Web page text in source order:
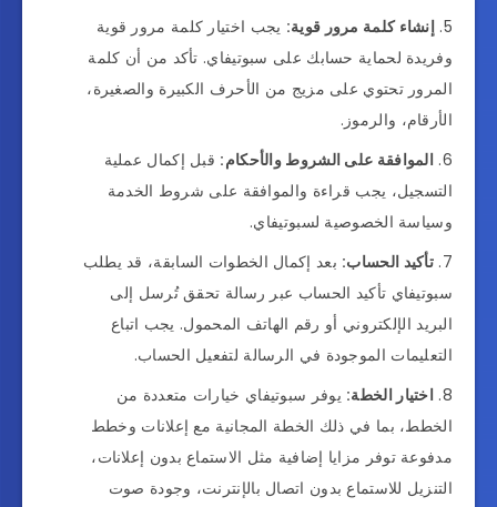
إنشاء كلمة مرور قوية: يجب اختيار كلمة مرور قوية
وفريدة لحماية حسابك على سبوتيفاي. تأكد من أن كلمة
المرور تحتوي على مزيج من الأحرف الكبيرة والصغيرة،
الأرقام، والرموز.
الموافقة على الشروط والأحكام: قبل إكمال عملية
التسجيل، يجب قراءة والموافقة على شروط الخدمة
وسياسة الخصوصية لسبوتيفاي.
تأكيد الحساب: بعد إكمال الخطوات السابقة، قد يطلب
سبوتيفاي تأكيد الحساب عبر رسالة تحقق تُرسل إلى
البريد الإلكتروني أو رقم الهاتف المحمول. يجب اتباع
التعليمات الموجودة في الرسالة لتفعيل الحساب.
اختيار الخطة: يوفر سبوتيفاي خيارات متعددة من
الخطط، بما في ذلك الخطة المجانية مع إعلانات وخطط
مدفوعة توفر مزايا إضافية مثل الاستماع بدون إعلانات،
التنزيل للاستماع بدون اتصال بالإنترنت، وجودة صوت